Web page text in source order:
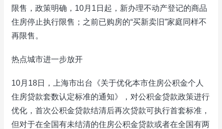
限售，政策明确，10月1日起，新办理不动产登记的商品
住房停止执行限售；之前已购房的“买新卖旧”家庭同样不
再限售。
热点城市进一步放开
10月18日，上海市出台《关于优化本市住房公积金个人
住房贷款套数认定标准的通知》，对公积金贷款政策进行
优化，首次公积金贷款结清后再次贷款可执行首套标准，
但对于在全国有未结清的住房公积金贷款或者在全国有两